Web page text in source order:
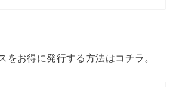
をお得に発行する方法はコチラ。